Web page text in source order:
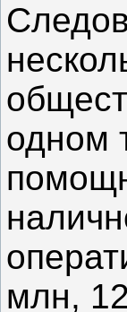
одном
млн,